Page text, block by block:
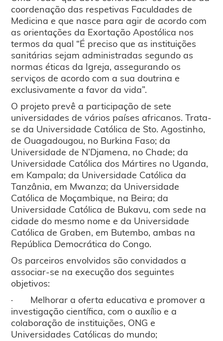
coordenação das respetivas Faculdades de
Medicina e que nasce para agir de acordo com
as orientações da Exortação Apostólica nos
termos da qual “É preciso que as instituições
sanitárias sejam administradas segundo as
normas éticas da Igreja, assegurando os
serviços de acordo com a sua doutrina e
exclusivamente a favor da vida”.
O projeto prevê a participação de sete
universidades de vários países africanos. Trata-
se da Universidade Católica de Sto. Agostinho,
de Ouagadougou, no Burkina Faso; da
Universidade de N’Djamena, no Chade; da
Universidade Católica dos Mártires no Uganda,
em Kampala; da Universidade Católica da
Tanzânia, em Mwanza; da Universidade
Católica de Moçambique, na Beira; da
Universidade Católica de Bukavu, com sede na
cidade do mesmo nome e da Universidade
Católica de Graben, em Butembo, ambas na
República Democrática do Congo.
Os parceiros envolvidos são convidados a
associar-se na execução dos seguintes
objetivos:
· Melhorar a oferta educativa e promover a
investigação científica, com o auxílio e a
colaboração de instituições, ONG e
Universidades Católicas do mundo;